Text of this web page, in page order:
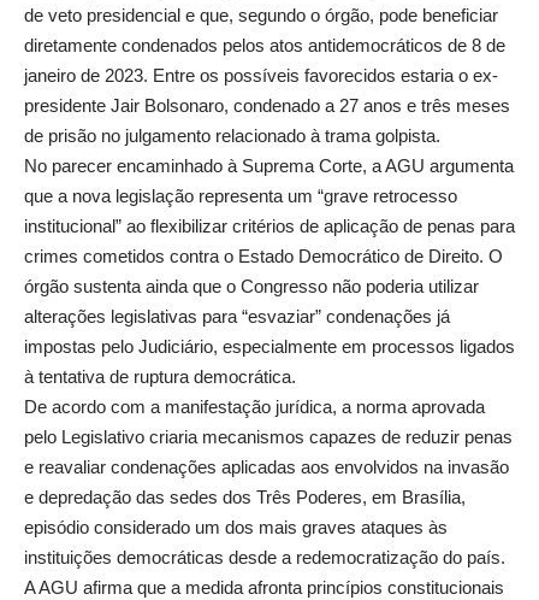
de veto presidencial e que, segundo o órgão, pode beneficiar
diretamente condenados pelos atos antidemocráticos de 8 de
janeiro de 2023. Entre os possíveis favorecidos estaria o ex-
presidente Jair Bolsonaro, condenado a 27 anos e três meses
de prisão no julgamento relacionado à trama golpista.
No parecer encaminhado à Suprema Corte, a AGU argumenta
que a nova legislação representa um “grave retrocesso
institucional” ao flexibilizar critérios de aplicação de penas para
crimes cometidos contra o Estado Democrático de Direito. O
órgão sustenta ainda que o Congresso não poderia utilizar
alterações legislativas para “esvaziar” condenações já
impostas pelo Judiciário, especialmente em processos ligados
à tentativa de ruptura democrática.
De acordo com a manifestação jurídica, a norma aprovada
pelo Legislativo criaria mecanismos capazes de reduzir penas
e reavaliar condenações aplicadas aos envolvidos na invasão
e depredação das sedes dos Três Poderes, em Brasília,
episódio considerado um dos mais graves ataques às
instituições democráticas desde a redemocratização do país.
A AGU afirma que a medida afronta princípios constitucionais